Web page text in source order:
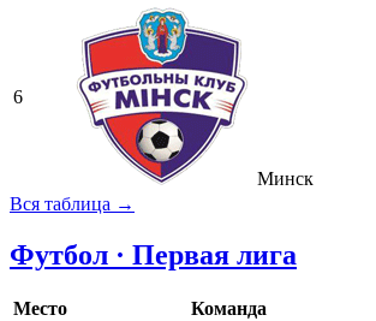
6
Минск
Вся таблица →
Футбол · Первая лига
Место Команда